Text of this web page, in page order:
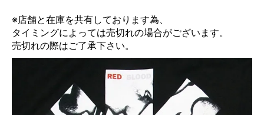
※店舗と在庫を共有しております為、
タイミングによっては売切れの場合がございます。
売切れの際はご了承下さい。